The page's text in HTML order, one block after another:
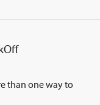
Möchtegern-
Freundin am
noch als die
than one way to